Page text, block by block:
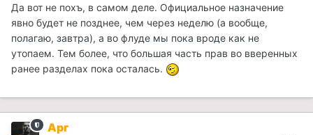
Да вот не пoхъ, в самом деле. Официальное назначение
явно будет не позднее, чем через неделю (а вообще,
полагаю, завтра), а во флуде мы пока вроде как не
утопаем. Тем более, что большая часть прав во вверенных
ранее разделах пока осталась.
Арг